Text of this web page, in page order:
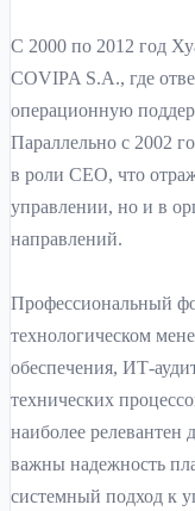
С 2000 по 2012 год
COVIPA S.A., где
операционную
Параллельно с 2002
в роли CEO, что
управлении, но и в
направлений.
Профессиональный
технологическом
обеспечения, ИТ-
технических
наиболее релевантен
важны надежность
системный подход к